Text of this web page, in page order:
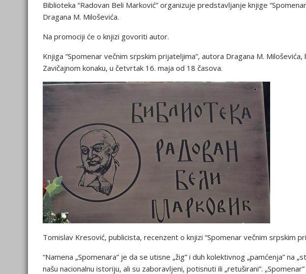
Biblioteka “Radovan Beli Marković” organizuje predstavljanje knjige
Dragana M. Miloševića.
Na promociji će o knjizi govoriti autor.
Knjiga “Spomenar večnim srpskim prijateljima”, autora Dragana M.
Zavičajnom konaku, u četvrtak 16. maja od 18 časova.
Tomislav Kresović, publicista, recenzent o knjizi “Spomenar večnim srpskim
“Namena „Spomenara” je da se utisne „žig” i duh kolektivnog „pamćenja” na
našu nacionalnu istoriju, ali su zaboravljeni, potisnuti ili „retuširani”.